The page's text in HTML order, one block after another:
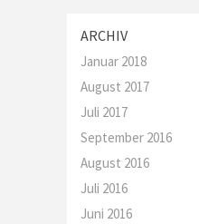
ARCHIV
Januar 2018
August 2017
Juli 2017
September 2016
August 2016
Juli 2016
Juni 2016